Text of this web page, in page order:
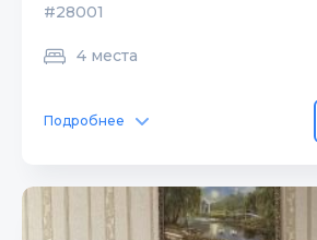
#28001
4 места
Подробнее